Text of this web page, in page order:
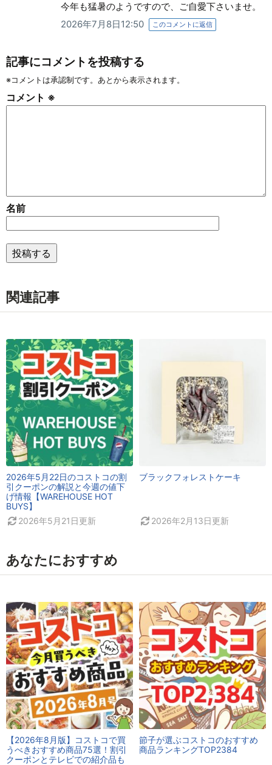
今年も猛暑のようですので、ご自愛下さいませ。
2026年7月8日12:50
このコメントに返信
記事にコメントを投稿する
※コメントは承認制です。あとから表示されます。
コメント ※
名前
関連記事
2026年5月22日のコストコの割
引クーポンの解説と今週の値下
げ情報【WAREHOUSE HOT
BUYS】
2026年5月21日更新
ブラックフォレストケーキ
2026年2月13日更新
あなたにおすすめ
【2026年8月版】コストコで買
うべきおすすめ商品75選！割引
クーポンとテレビでの紹介品も
節子が選ぶコストコのおすすめ
商品ランキングTOP2384